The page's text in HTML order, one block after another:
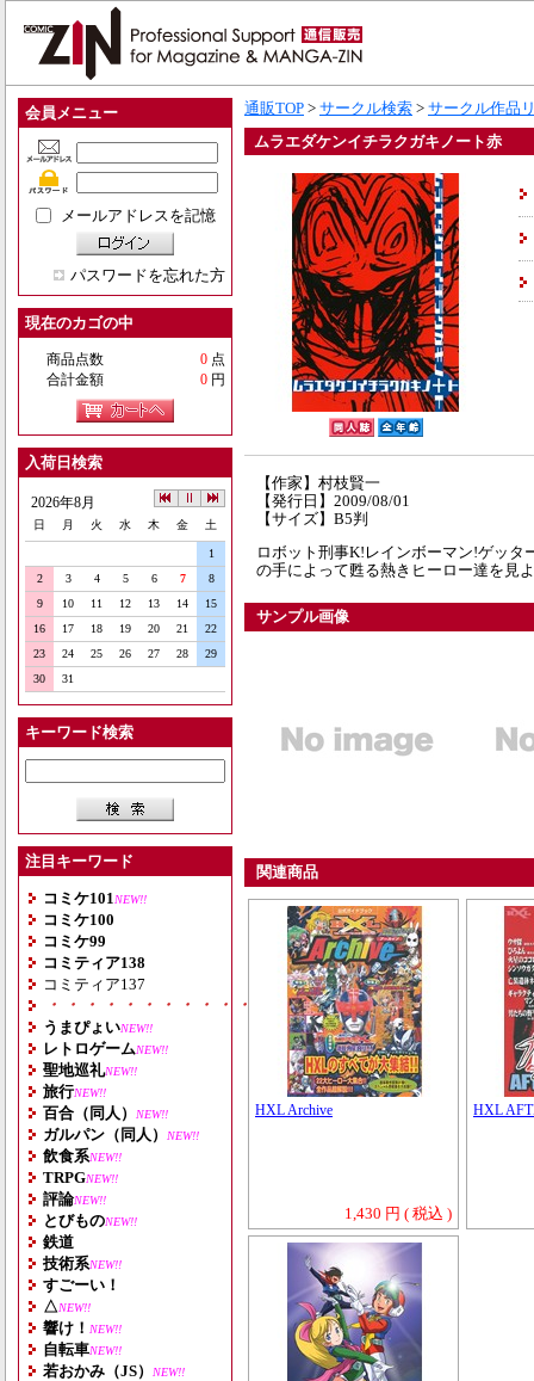
会員メニュー
メールアドレスを記憶
パスワードを忘れた方
現在のカゴの中
商品点数 0 点
合計金額
0 円
入荷日検索
2026年8月
日 月 火 水 木 金 土
1
2
3 4 5 6 7
8
9
10 11 12 13 14
15
16
17 18 19 20 21
22
23
24 25 26 27 28
29
30
31
キーワード検索
注目キーワード
コミケ101 NEW!!
コミケ100
コミケ99
コミティア138
コミティア137
・・・・・・・・・・・・・・・・・・・
うまぴょいNEW!!
レトロゲームNEW!!
聖地巡礼NEW!!
旅行NEW!!
百合（同人） NEW!!
ガルパン（同人） NEW!!
飲食系NEW!!
TRPGNEW!!
評論NEW!!
とびものNEW!!
鉄道
技術系NEW!!
すごーい！
△NEW!!
響け！ NEW!!
自転車NEW!!
若おかみ（JS） NEW!!
通販TOP > サークル検索 > サークル作品
ムラエダケンイチラクガキノート赤
【作家】村枝賢一
【発行日】2009/08/01
【サイズ】B5判
ロボット刑事K!レインボーマン!ゲッ
の手によって甦る熱きヒーロー達を見
サンプル画像
関連商品
HXL Archive
1,430 円 ( 税込 )
HXL